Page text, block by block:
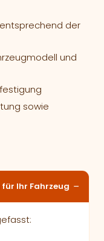
der
und
sowie
Ihr Fahrzeug